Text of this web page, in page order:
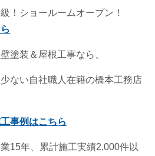
！ショールームオープン！
塗装＆屋根工事なら、
ない自社職人在籍の橋本工務店
事例はこちら
15年、累計施工実績2,000件以